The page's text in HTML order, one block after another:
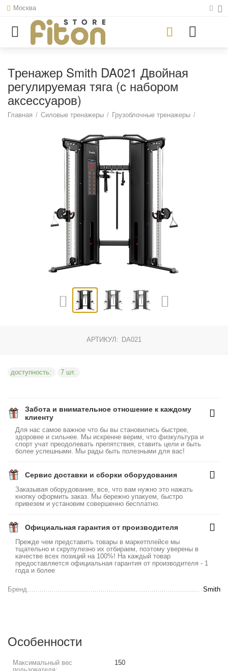
Москва
Тренажер Smith DA021 Двойная
регулируемая тяга (с набором
аксессуаров)
Главная / Силовые тренажеры / Грузоблочные тренажеры /
АРТИКУЛ: DA021
доступность: 7 шт.
Забота и внимательное отношение к каждому
клиенту
Для нас самое важное что бы вы становились быстрее,
здоровее и сильнее. Мы искренне верим, что физкультура и
спорт учат преодолевать препятствия, ставить цели и быть
более успешными. Мы рады быть полезными для вас!
Сервис доставки и сборки оборудования
Заказывая оборудование, все, что вам нужно это нажать
кнопку оформить заказ. Мы бережно упакуем, быстро
привезем и установим совершенно бесплатно.
Официальная гарантия от производителя
Прежде чем представить товары в маркетплейсе мы
тщательно и скрупулезно их отбираем, поэтому уверены в
качестве всех позиций на 100%! На каждый товар
предоставляется официальная гарантия от производителя - 1
года и более
Бренд Smith
Особенности
Максимальный вес
150